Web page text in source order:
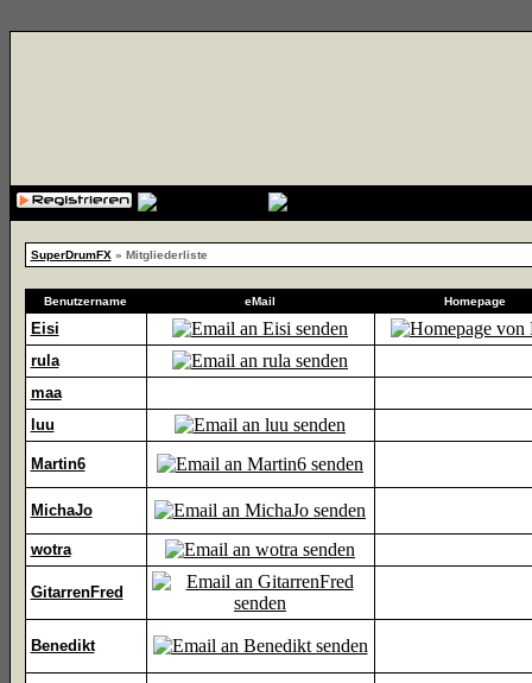
SuperDrumFX» Mitgliederliste
Benutzername eMail Homepage
Eisi
rula
maa
luu
Martin6
MichaJo
wotra
GitarrenFred
Benedikt